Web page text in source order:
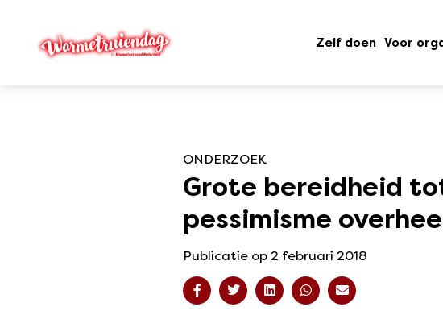
Zelf doen Voor
ONDERZOEK
Grote bereidheid
pessimisme
Publicatie op 2 februari 2018